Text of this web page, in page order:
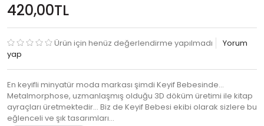
420,00TL
Ürün için henüz değerlendirme yapılmadı
Yorum
yap
En keyifli minyatür moda markası şimdi Keyif Bebesinde…
Metalmorphose, uzmanlaşmış olduğu 3D döküm üretimi ile kitap
ayraçları üretmektedir… Biz de Keyif Bebesi ekibi olarak sizlere bu
eğlenceli ve şık tasarımları…